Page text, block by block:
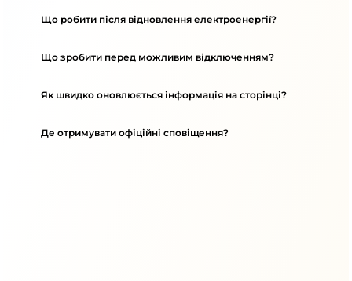
Що робити після відновлення електроенергії?
Що зробити перед можливим відключенням?
Як швидко оновлюється інформація на сторінці?
Де отримувати офіційні сповіщення?